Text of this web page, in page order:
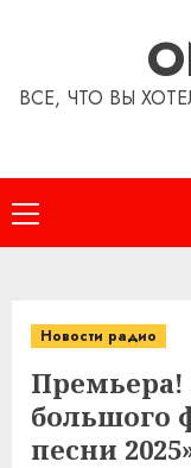
ВСЕ, ЧТО ВЫ
Основное
меню
Новости радио
Премьера!
большого
песни